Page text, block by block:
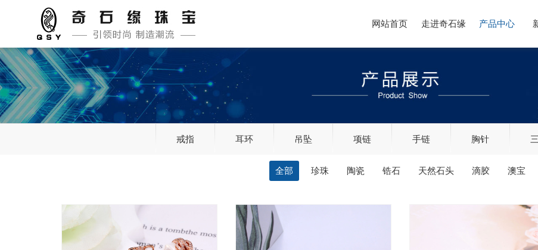
网站首页 走进奇石缘 产品中心
戒指 耳环 吊坠 项链 手链 胸针
全部 珍珠 陶瓷 锆石 天然石头 滴胶 澳宝